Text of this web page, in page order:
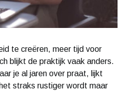
te creëren, meer tijd voor
blijkt de praktijk vaak anders.
je al jaren over praat, lijkt
straks rustiger wordt maar